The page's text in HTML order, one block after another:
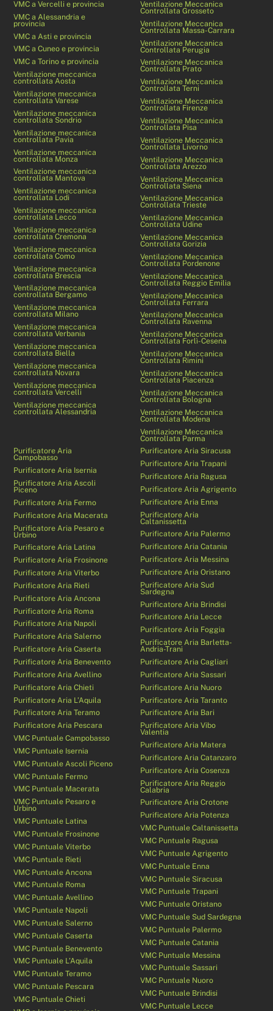
VMC a Vercelli e provincia
VMC a Alessandria e
provincia
VMC a Asti e provincia
VMC a Cuneo e provincia
VMC a Torino e provincia
Ventilazione meccanica
controllata Aosta
Ventilazione meccanica
controllata Varese
Ventilazione meccanica
controllata Sondrio
Ventilazione meccanica
controllata Pavia
Ventilazione meccanica
controllata Monza
Ventilazione meccanica
controllata Mantova
Ventilazione meccanica
controllata Lodi
Ventilazione meccanica
controllata Lecco
Ventilazione meccanica
controllata Cremona
Ventilazione meccanica
controllata Como
Ventilazione meccanica
controllata Brescia
Ventilazione meccanica
controllata Bergamo
Ventilazione meccanica
controllata Milano
Ventilazione meccanica
controllata Verbania
Ventilazione meccanica
controllata Biella
Ventilazione meccanica
controllata Novara
Ventilazione meccanica
controllata Vercelli
Ventilazione meccanica
controllata Alessandria
Ventilazione Meccanica
Controllata Grosseto
Ventilazione Meccanica
Controllata Massa-Carrara
Ventilazione Meccanica
Controllata Perugia
Ventilazione Meccanica
Controllata Prato
Ventilazione Meccanica
Controllata Terni
Ventilazione Meccanica
Controllata Firenze
Ventilazione Meccanica
Controllata Pisa
Ventilazione Meccanica
Controllata Livorno
Ventilazione Meccanica
Controllata Arezzo
Ventilazione Meccanica
Controllata Siena
Ventilazione Meccanica
Controllata Trieste
Ventilazione Meccanica
Controllata Udine
Ventilazione Meccanica
Controllata Gorizia
Ventilazione Meccanica
Controllata Pordenone
Ventilazione Meccanica
Controllata Reggio Emilia
Ventilazione Meccanica
Controllata Ferrara
Ventilazione Meccanica
Controllata Ravenna
Ventilazione Meccanica
Controllata Forlì-Cesena
Ventilazione Meccanica
Controllata Rimini
Ventilazione Meccanica
Controllata Piacenza
Ventilazione Meccanica
Controllata Bologna
Ventilazione Meccanica
Controllata Modena
Ventilazione Meccanica
Controllata Parma
Purificatore Aria
Campobasso
Purificatore Aria Isernia
Purificatore Aria Ascoli
Piceno
Purificatore Aria Fermo
Purificatore Aria Macerata
Purificatore Aria Pesaro e
Urbino
Purificatore Aria Latina
Purificatore Aria Frosinone
Purificatore Aria Viterbo
Purificatore Aria Rieti
Purificatore Aria Ancona
Purificatore Aria Roma
Purificatore Aria Napoli
Purificatore Aria Salerno
Purificatore Aria Caserta
Purificatore Aria Benevento
Purificatore Aria Avellino
Purificatore Aria Chieti
Purificatore Aria L’Aquila
Purificatore Aria Teramo
Purificatore Aria Pescara
VMC Puntuale Campobasso
VMC Puntuale Isernia
VMC Puntuale Ascoli Piceno
VMC Puntuale Fermo
VMC Puntuale Macerata
VMC Puntuale Pesaro e
Urbino
VMC Puntuale Latina
VMC Puntuale Frosinone
VMC Puntuale Viterbo
VMC Puntuale Rieti
VMC Puntuale Ancona
VMC Puntuale Roma
VMC Puntuale Avellino
VMC Puntuale Napoli
VMC Puntuale Salerno
VMC Puntuale Caserta
VMC Puntuale Benevento
VMC Puntuale L’Aquila
VMC Puntuale Teramo
VMC Puntuale Pescara
VMC Puntuale Chieti
Purificatore Aria Siracusa
Purificatore Aria Trapani
Purificatore Aria Ragusa
Purificatore Aria Agrigento
Purificatore Aria Enna
Purificatore Aria
Caltanissetta
Purificatore Aria Palermo
Purificatore Aria Catania
Purificatore Aria Messina
Purificatore Aria Oristano
Purificatore Aria Sud
Sardegna
Purificatore Aria Brindisi
Purificatore Aria Lecce
Purificatore Aria Foggia
Purificatore Aria Barletta-
Andria-Trani
Purificatore Aria Cagliari
Purificatore Aria Sassari
Purificatore Aria Nuoro
Purificatore Aria Taranto
Purificatore Aria Bari
Purificatore Aria Vibo
Valentia
Purificatore Aria Matera
Purificatore Aria Catanzaro
Purificatore Aria Cosenza
Purificatore Aria Reggio
Calabria
Purificatore Aria Crotone
Purificatore Aria Potenza
VMC Puntuale Caltanissetta
VMC Puntuale Ragusa
VMC Puntuale Agrigento
VMC Puntuale Enna
VMC Puntuale Siracusa
VMC Puntuale Trapani
VMC Puntuale Oristano
VMC Puntuale Sud Sardegna
VMC Puntuale Palermo
VMC Puntuale Catania
VMC Puntuale Messina
VMC Puntuale Sassari
VMC Puntuale Nuoro
VMC Puntuale Brindisi
VMC Puntuale Lecce